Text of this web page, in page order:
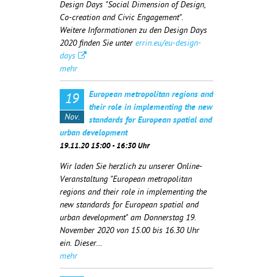
Design Days "Social Dimension of Design,
Co-creation and Civic Engagement".
Weitere Informationen zu den Design Days
2020 finden Sie untererrin.eu/eu-design-
days
mehr
19
Nov.
European metropolitan regions and
their role in implementing the new
standards for European spatial and
urban development
19.11.20 15:00 - 16:30 Uhr
Wir laden Sie herzlich zu unserer Online-
Veranstaltung "European metropolitan
regions and their role in implementing the
new standards for European spatial and
urban development" am Donnerstag 19.
November 2020 von 15.00 bis 16.30 Uhr
ein. Dieser…
mehr